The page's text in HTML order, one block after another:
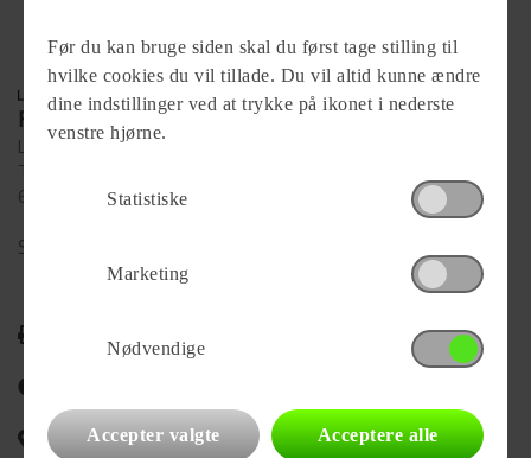
Forhandler
Lunderskov Camping A/S
Tværvej 9
6640 Lunderskov
Se alle
Campingvognens placering
Før du kan bruge siden skal du først tage stilling til
hvilke cookies du vil tillade. Du vil altid kunne ændre
dine indstillinger ved at trykke på ikonet i nederste
venstre hjørne.
Statistiske
Marketing
Nødvendige
Accepter valgte Acceptere alle